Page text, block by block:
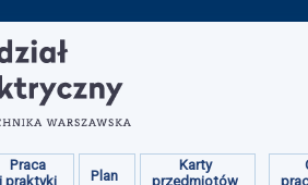
Praca
i praktyki
Plan
Karty
przedmiotów